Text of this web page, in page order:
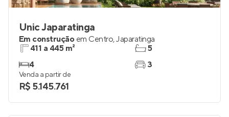
Unic Japaratinga
Em construção em Centro,Japaratinga
411 a 445 m²
4
5
3
Venda a partir de
R$ 5.145.761